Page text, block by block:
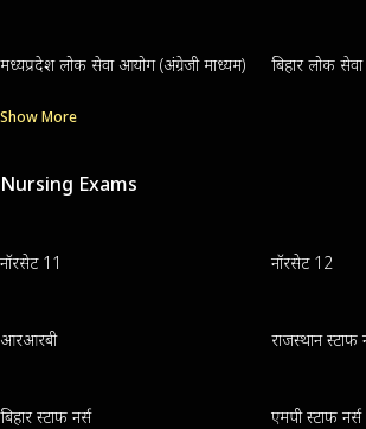
मध्यप्रदेश लोक सेवा आयोग (अंग्रेजी माध्यम) बिहार लोक
Show More
Nursing Exams
नॉरसेट 11 नॉरसेट 12
आरआरबी राजस्थान स्टाफ
बिहार स्टाफ नर्स एमपी स्टाफ नर्स